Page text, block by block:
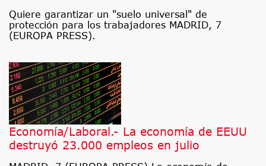
Quiere garantizar un "suelo universal" de
protección para los trabajadores MADRID, 7
(EUROPA PRESS).
Economía/Laboral.- La economía de EEUU
destruyó 23.000 empleos en julio